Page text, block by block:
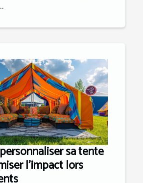
sa tente
l'impact lors